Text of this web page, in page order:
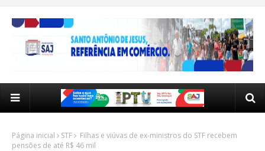
Página inicial STF
Filhas e viúvas de ex-ministros do STF recebem
pensões de até R$ 46 mil